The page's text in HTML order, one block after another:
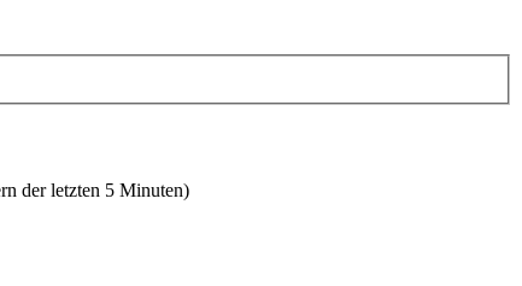
der letzten 5 Minuten)